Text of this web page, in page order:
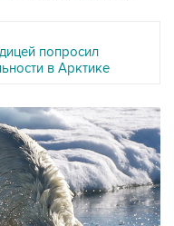
попросил
в Арктике